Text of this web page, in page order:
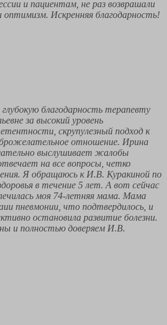
и пациентам, не раз возврашали
оптимизм. Искренняя благодарность!
благодарность терапевту
за высокий уровень
скрупулезный подход к
отношение. Ирина
выслушивает жалобы
на все вопросы, четко
Я обращаюсь к И.В. Куракиной по
в течение 5 лет. А вот сейчас
моя 74-летняя мама. Мама
пневмонии, что подтвердилось, и
остановила развитие болезни.
и полностью доверяем И.В.